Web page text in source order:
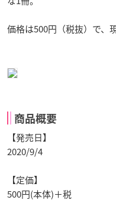
価格は500円（税抜）で、
商品概要
【発売日】
2020/9/4
【定価】
500円(本体)＋税